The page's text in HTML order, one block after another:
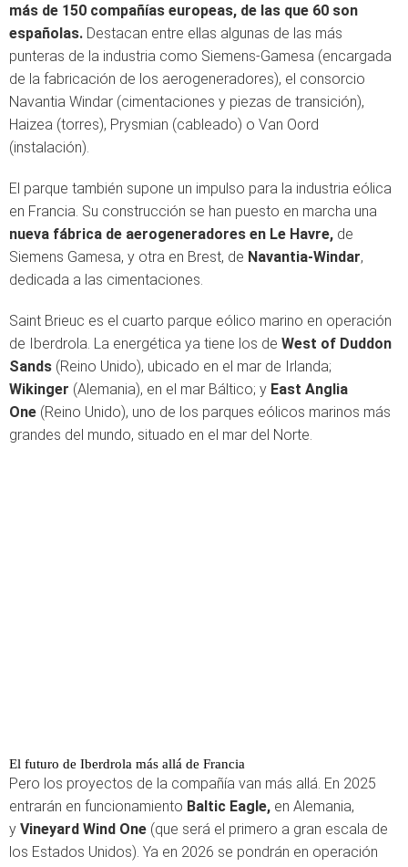
más de 150 compañías europeas, de las que 60 son
españolas. Destacan entre ellas algunas de las más
punteras de la industria como Siemens-Gamesa (encargada
de la fabricación de los aerogeneradores), el consorcio
Navantia Windar (cimentaciones y piezas de transición),
Haizea (torres), Prysmian (cableado) o Van Oord
(instalación).
El parque también supone un impulso para la industria eólica
en Francia. Su construcción se han puesto en marcha una
nueva fábrica de aerogeneradores en Le Havre, de
Siemens Gamesa, y otra en Brest, de Navantia-Windar,
dedicada a las cimentaciones.
Saint Brieuc es el cuarto parque eólico marino en operación
de Iberdrola. La energética ya tiene los de West of Duddon
Sands (Reino Unido), ubicado en el mar de Irlanda;
Wikinger (Alemania), en el mar Báltico; y East Anglia
One (Reino Unido), uno de los parques eólicos marinos más
grandes del mundo, situado en el mar del Norte.
El futuro de Iberdrola más allá de Francia
Pero los proyectos de la compañía van más allá. En 2025
entrarán en funcionamiento Baltic Eagle, en Alemania,
y Vineyard Wind One (que será el primero a gran escala de
los Estados Unidos). Ya en 2026 se pondrán en operación